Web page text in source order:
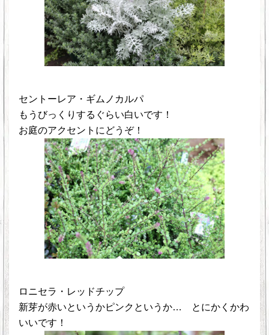
セントーレア・ギムノカルパ
もうびっくりするぐらい白いです！
お庭のアクセントにどうぞ！
ロニセラ・レッドチップ
新芽が赤いというかピンクというか… とにかくかわ
いいです！